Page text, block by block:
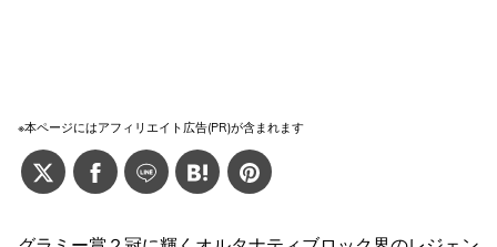
※本ページにはアフィリエイト広告(PR)が含まれます